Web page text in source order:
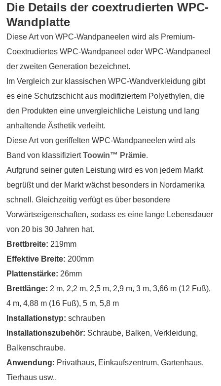
Die Details der coextrudierten WPC-
Wandplatte
Diese Art von WPC-Wandpaneelen wird als Premium-
Coextrudiertes WPC-Wandpaneel oder WPC-Wandpaneel
der zweiten Generation bezeichnet.
Im Vergleich zur klassischen WPC-Wandverkleidung gibt
es eine Schutzschicht aus modifiziertem Polyethylen, die
den Produkten eine unvergleichliche Leistung und lang
anhaltende Ästhetik verleiht.
Diese Art von geriffelten WPC-Wandpaneelen wird als
Band von klassifiziertToowin™ Prämie.
Aufgrund seiner guten Leistung wird es von jedem Markt
begrüßt und der Markt wächst besonders in Nordamerika
schnell. Gleichzeitig verfügt es über besondere
Vorwärtseigenschaften, sodass es eine lange Lebensdauer
von 20 bis 30 Jahren hat.
Brettbreite:219mm
Effektive Breite:200mm
Plattenstärke: 26mm
Brettlänge: 2 m, 2,2 m, 2,5 m, 2,9 m, 3 m, 3,66 m (12 Fuß),
4 m, 4,88 m (16 Fuß), 5 m, 5,8 m
Installationstyp: schrauben
Installationszubehör: Schraube, Balken, Verkleidung,
Balkenschraube.
Anwendung: Privathaus, Einkaufszentrum, Gartenhaus,
Tierhaus usw..